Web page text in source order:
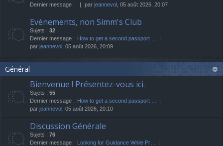
Dernier message :
par jeannevol , 05 août 2026, 20:07
Evènements, non Simm's Club
Sujets : 32
Dernier message : How to get a second passport …
par jeannevol , 05 août 2026, 20:09
Général
Bienvenue ! Présentez-vous ici.
Sujets : 55
Dernier message : How to get a second passport …
par jeannevol , 05 août 2026, 20:10
Discussion Générale
Sujets : 76
Dernier message : Looking for Guidance While Pr…